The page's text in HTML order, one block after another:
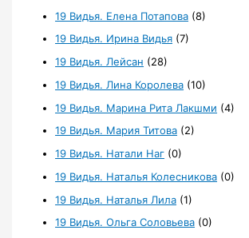
19 Видья. Елена Потапова (8)
19 Видья. Ирина Видья (7)
19 Видья. Лейсан (28)
19 Видья. Лина Королева (10)
19 Видья. Марина Рита Лакшми (4)
19 Видья. Мария Титова (2)
19 Видья. Натали Наг (0)
19 Видья. Наталья Колесникова (0)
19 Видья. Наталья Лила (1)
19 Видья. Ольга Соловьева (0)